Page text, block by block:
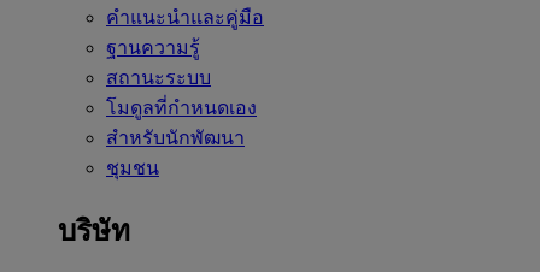
คำแนะนำและคู่มือ
ฐานความรู้
สถานะระบบ
โมดูลที่กำหนดเอง
สำหรับนักพัฒนา
ชุมชน
บริษัท